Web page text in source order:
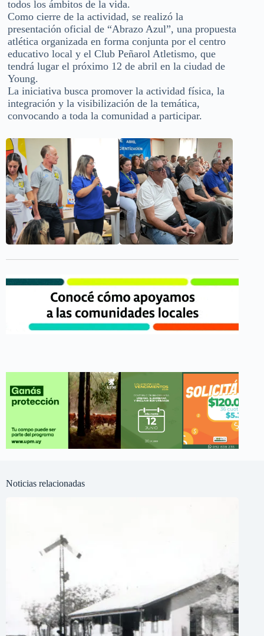
todos los ámbitos de la vida.
Como cierre de la actividad, se realizó la
presentación oficial de “Abrazo Azul”, una propuesta
atlética organizada en forma conjunta por el centro
educativo local y el Club Peñarol Atletismo, que
tendrá lugar el próximo 12 de abril en la ciudad de
Young.
La iniciativa busca promover la actividad física, la
integración y la visibilización de la temática,
convocando a toda la comunidad a participar.
Noticias relacionadas